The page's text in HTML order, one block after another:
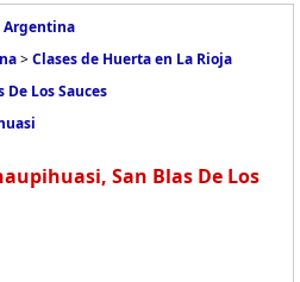
Argentina
>Clases de Huerta en La Rioja
De Los Sauces
San Blas De Los